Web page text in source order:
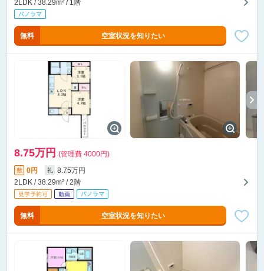
2LDK / 38.29m² / 1階
無料 空室状況を知りたい
8.75万円 (管理費 4000円)
敷 0円 礼
8.75万円
2LDK / 38.29m² / 2階
無料 空室状況を知りたい